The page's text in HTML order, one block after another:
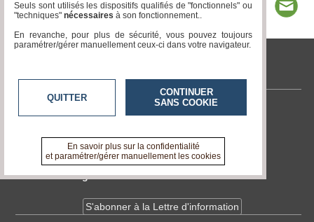
tvlocale.fr
Contactez-nous
A propos de tvlocale.fr
Devenir délégué
S'abonner à la Lettre d'information
Seuls sont utilisés les dispositifs qualifiés de "fonctionnels" ou
"techniques" nécessaires à son fonctionnement..
En revanche, pour plus de sécurité, vous pouvez toujours
paramétrer/gérer manuellement ceux-ci dans votre navigateur.
QUITTER
CONTINUER
SANS COOKIE
En savoir plus sur la confidentialité
et paramétrer/gérer manuellement les cookies